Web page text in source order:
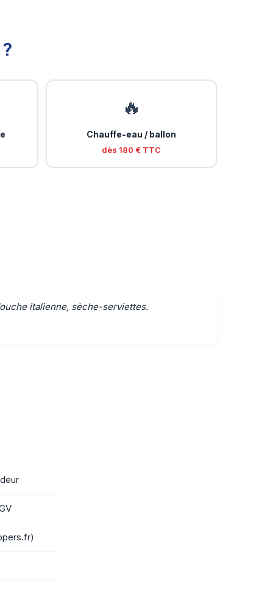
🔥
Chauffe-eau / ballon
dès 180 € TTC
italienne, sèche-serviettes.